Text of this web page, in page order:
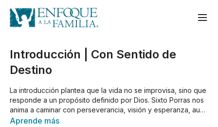
Introducción | Con Sentido de
Destino
La introducción plantea que la vida no se improvisa, sino que
responde a un propósito definido por Dios. Sixto Porras nos
anima a caminar con perseverancia, visión y esperanza, aun
en medio de la dificultad.
Aprende más